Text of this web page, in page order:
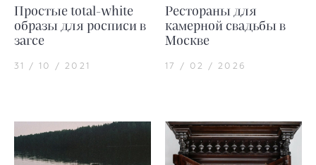
Простые total-white
образы для росписи в
загсе
31 / 10 / 2021
Рестораны для
камерной свадьбы в
Москве
17 / 02 / 2026